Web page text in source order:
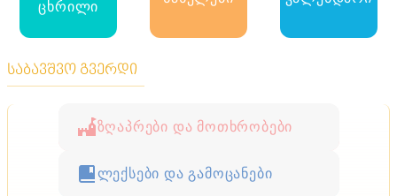
ცხრილი
საბავშვო გვერდი
ზღაპრები და მოთხრობები
ლექსები და გამოცანები